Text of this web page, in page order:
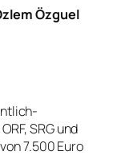
Özguel
SRG und
7.500 Euro